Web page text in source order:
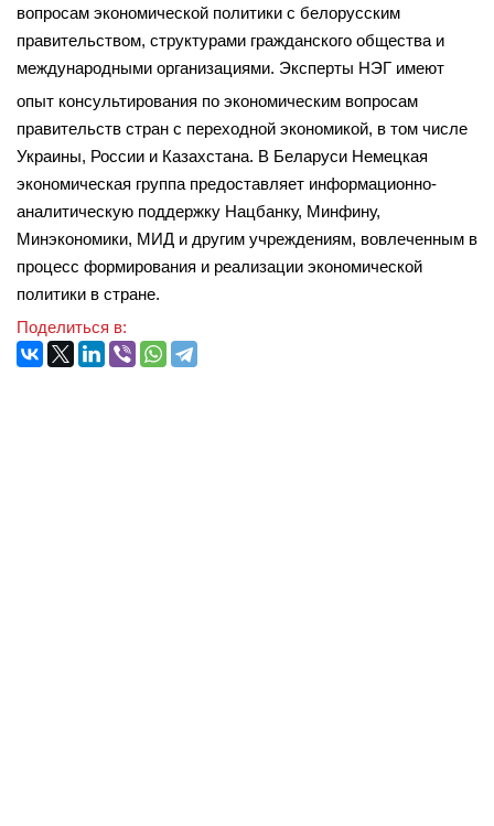
вопросам экономической политики с белорусским
правительством, структурами гражданского общества и
международными организациями. Эксперты НЭГ имеют
опыт консультирования по экономическим вопросам
правительств стран с переходной экономикой, в том числе
Украины, России и Казахстана. В Беларуси Немецкая
экономическая группа предоставляет информационно-
аналитическую поддержку Нацбанку, Минфину,
Минэкономики, МИД и другим учреждениям, вовлеченным в
процесс формирования и реализации экономической
политики в стране.
Поделиться в: